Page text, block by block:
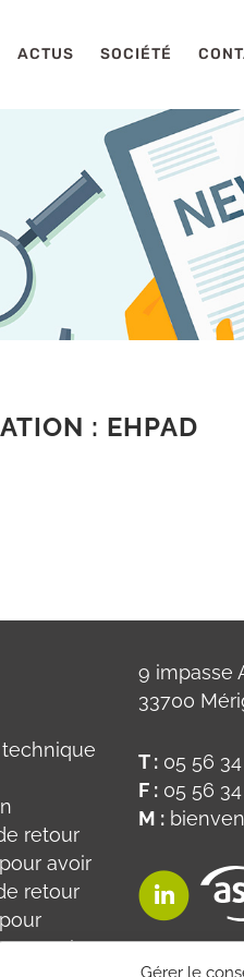
Gérer le
ACTUS SOCIÉTÉ
: EHPAD
technique
retour
avoir
retour
9 impasse
33700
T : 05 56
F : 05 56
M :